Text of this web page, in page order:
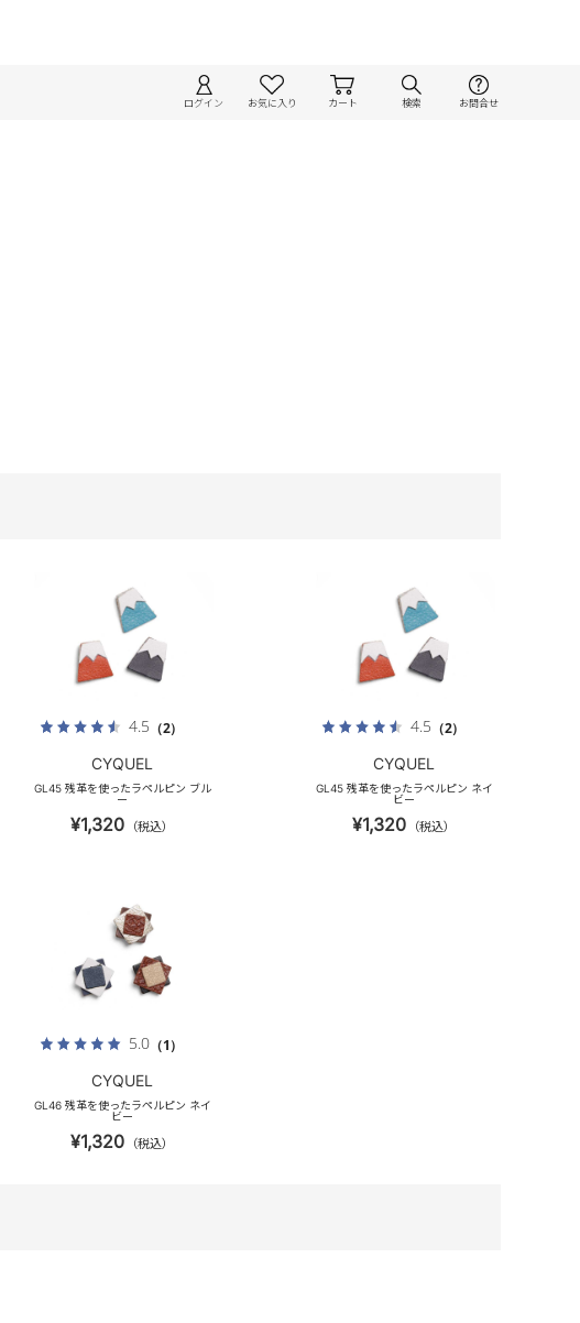
ログイン お気に入り カート 検索 お問合せ
4.5 （2）
CYQUEL
GL45 残革を使ったラペルピン ブル
ー
¥1,320 （税込）
4.5 （2）
CYQUEL
GL45 残革を使ったラペルピン ネイ
ビー
¥1,320 （税込）
5.0（1）
CYQUEL
GL46 残革を使ったラペルピン ネイ
ビー
¥1,320 （税込）